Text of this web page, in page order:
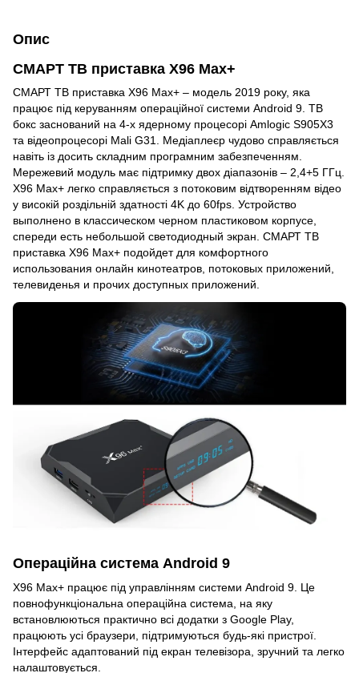
Опис
СМАРТ ТВ приставка X96 Max+
СМАРТ ТВ приставка X96 Max+ – модель 2019 року, яка
працює під керуванням операційної системи Android 9. ТВ
бокс заснований на 4-х ядерному процесорі Amlogic S905X3
та відеопроцесорі Mali G31. Медіаплеєр чудово справляється
навіть із досить складним програмним забезпеченням.
Мережевий модуль має підтримку двох діапазонів – 2,4+5 ГГц.
X96 Max+ легко справляється з потоковим відтворенням відео
у високій роздільній здатності 4K до 60fps. Устройство
выполнено в классическом черном пластиковом корпусе,
спереди есть небольшой светодиодный экран. СМАРТ ТВ
приставка X96 Max+ подойдет для комфортного
использования онлайн кинотеатров, потоковых приложений,
телевиденья и прочих доступных приложений.
Операційна система Android 9
X96 Max+ працює під управлінням системи Android 9. Це
повнофункціональна операційна система, на яку
встановлюються практично всі додатки з Google Play,
працюють усі браузери, підтримуються будь-які пристрої.
Інтерфейс адаптований під екран телевізора, зручний та легко
налаштовується.